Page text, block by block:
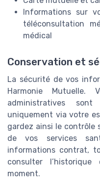
Informations sur
téléconsultation
médical
Conservation et
La sécurité de vos
Harmonie Mutuelle.
administratives
uniquement via votre
gardez ainsi le contrôle
de vos services
informations contrat,
consulter
moment.